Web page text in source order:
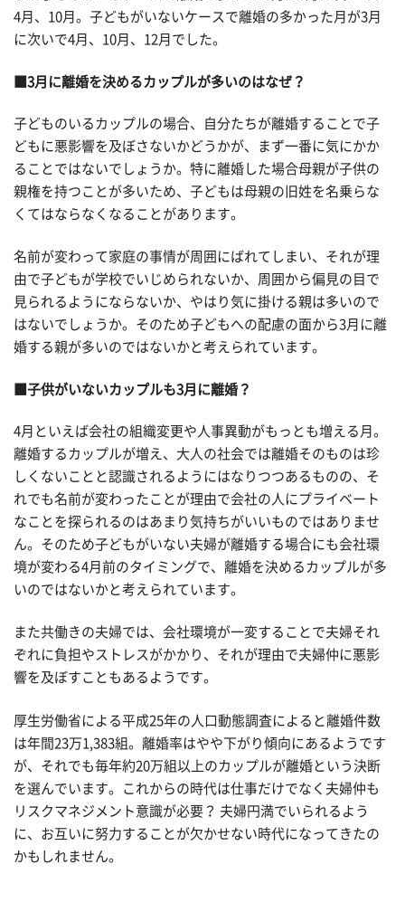
4月、10月。子どもがいないケースで離婚の多かった月が3月
に次いで4月、10月、12月でした。
■3月に離婚を決めるカップルが多いのはなぜ？
子どものいるカップルの場合、自分たちが離婚することで子
どもに悪影響を及ぼさないかどうかが、まず一番に気にかか
ることではないでしょうか。特に離婚した場合母親が子供の
親権を持つことが多いため、子どもは母親の旧姓を名乗らな
くてはならなくなることがあります。
名前が変わって家庭の事情が周囲にばれてしまい、それが理
由で子どもが学校でいじめられないか、周囲から偏見の目で
見られるようにならないか、やはり気に掛ける親は多いので
はないでしょうか。そのため子どもへの配慮の面から3月に離
婚する親が多いのではないかと考えられています。
■子供がいないカップルも3月に離婚？
4月といえば会社の組織変更や人事異動がもっとも増える月。
離婚するカップルが増え、大人の社会では離婚そのものは珍
しくないことと認識されるようにはなりつつあるものの、そ
れでも名前が変わったことが理由で会社の人にプライベート
なことを探られるのはあまり気持ちがいいものではありませ
ん。そのため子どもがいない夫婦が離婚する場合にも会社環
境が変わる4月前のタイミングで、離婚を決めるカップルが多
いのではないかと考えられています。
また共働きの夫婦では、会社環境が一変することで夫婦それ
ぞれに負担やストレスがかかり、それが理由で夫婦仲に悪影
響を及ぼすこともあるようです。
厚生労働省による平成25年の人口動態調査によると離婚件数
は年間23万1,383組。離婚率はやや下がり傾向にあるようです
が、それでも毎年約20万組以上のカップルが離婚という決断
を選んでいます。これからの時代は仕事だけでなく夫婦仲も
リスクマネジメント意識が必要？ 夫婦円満でいられるよう
に、お互いに努力することが欠かせない時代になってきたの
かもしれません。